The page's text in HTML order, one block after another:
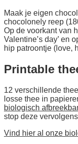
Maak je eigen
chocolonely reep
Op de voorkant van
Valentine’s day’ en
hip patroontje (love,
Printable
12 verschillende
losse thee in
biologisch
stop deze
Vind hier al onze